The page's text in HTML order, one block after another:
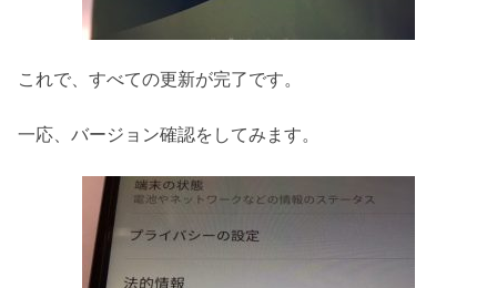
これで、すべての更新が完了です。
一応、バージョン確認をしてみます。